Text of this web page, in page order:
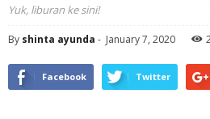
Yuk, liburan ke sini!
By shinta ayunda - January 7, 2020
Facebook Twitter